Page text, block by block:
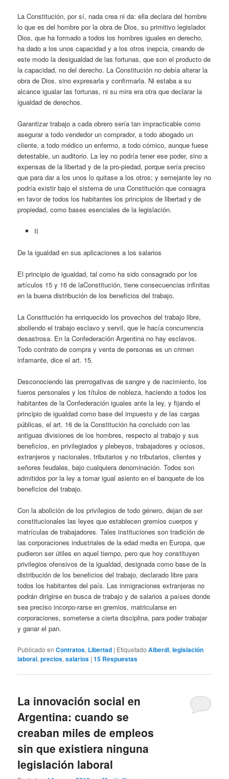
La Constitución, por sí, nada crea ni da: ella declara del hombre
lo que es del hombre por la obra de Dios, su primitivo legislador.
Dios, que ha formado a todos los hombres iguales en derecho,
ha dado a los unos capacidad y a los otros inepcia, creando de
este modo la desigualdad de las fortunas, que son el producto de
la capacidad, no del derecho. La Constitución no debía alterar la
obra de Dios. sino expresarla y confirmarla. Ni estaba a su
alcance igualar las fortunas, ni su mira era otra que declarar la
igualdad de derechos.
Garantizar trabajo a cada obrero sería tan impracticable como
asegurar a todo vendedor un comprador, a todo abogado un
cliente, a todo médico un enfermo, a todo cómico, aunque fuese
detestable, un auditorio. La ley no podría tener ese poder, sino a
expensas de la libertad y de la pro-piedad, porque sería preciso
que para dar a los unos lo quitase a los otros; y semejante ley no
podría existir bajo el sistema de una Constitución que consagra
en favor de todos los habitantes los principios de libertad y de
propiedad, como bases esenciales de la legislación.
II
De la igualdad en sus aplicaciones a los salarios
El principio de igualdad, tal como ha sido consagrado por los
artículos 15 y 16 de laConstitución, tiene consecuencias infinitas
en la buena distribución de los beneficios del trabajo.
La Constitución ha enriquecido los provechos del trabajo libre,
aboliendo el trabajo esclavo y servil, que le hacía concurrencia
desastrosa. En la Confederación Argentina no hay esclavos.
Todo contrato de compra y venta de personas es un crimen
infamante, dice el art. 15.
Desconociendo las prerrogativas de sangre y de nacimiento, los
fueros personales y los títulos de nobleza, haciendo a todos los
habitantes de la Confederación iguales ante la ley, y fijando el
principio de igualdad como base del impuesto y de las cargas
públicas, el art. 16 de la Constitución ha concluido con las
antiguas divisiones de los hombres, respecto al trabajo y sus
beneficios, en privilegiados y plebeyos, trabajadores y ociosos,
extranjeros y nacionales, tributarios y no tributarios, clientes y
señores feudales, bajo cualquiera denominación. Todos son
admitidos por la ley a tomar igual asiento en el banquete de los
beneficios del trabajo.
Con la abolición de los privilegios de todo género, dejan de ser
constitucionales las leyes que establecen gremios cuerpos y
matrículas de trabajadores. Tales instituciones son tradición de
las corporaciones industriales de la edad media en Europa, que
pudieron ser útiles en aquel tiempo, pero que hoy constituyen
privilegios ofensivos de la igualdad, designada como base de la
distribución de los beneficios del trabajo, declarado libre para
todos los habitantes del país. Las inmigraciones extranjeras no
podrán dirigirse en busca de trabajo y de salarios a países donde
sea preciso incorpo-rarse en gremios, matricularse en
corporaciones, someterse a cierta disciplina, para poder trabajar
y ganar el pan.
Publicado en Contratos, Libertad | Etiquetado Alberdi,legislación
laboral,precios,salarios |15 Respuestas
La innovación social en
Argentina: cuando se
creaban miles de empleos
sin que existiera ninguna
legislación laboral